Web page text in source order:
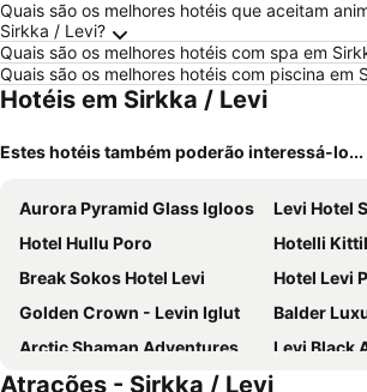
Quais são os melhores hotéis que aceitam
Sirkka / Levi?
Quais são os melhores hotéis com spa em
Quais são os melhores hotéis com piscina em
Hotéis em Sirkka / Levi
Estes hotéis também poderão interessá-lo...
Aurora Pyramid Glass Igloos
Levi Hotel
Hotel Hullu Poro
Hotelli
Break Sokos Hotel Levi
Hotel Levi
Golden Crown - Levin Iglut
Balder Luxury
Arctic Shaman Adventures -Jurtta
Levi Black
LeviDay 3&4
Atrações - Sirkka / Levi